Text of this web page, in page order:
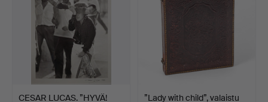
CESAR LUCAS. ”HYVÄ!
”Lady with child”, valaistu